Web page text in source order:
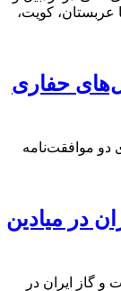
عربستان، کویت،
حفاری
دو موافقت‌نامه
در میادین
ذخایر نفت و گاز ایران در